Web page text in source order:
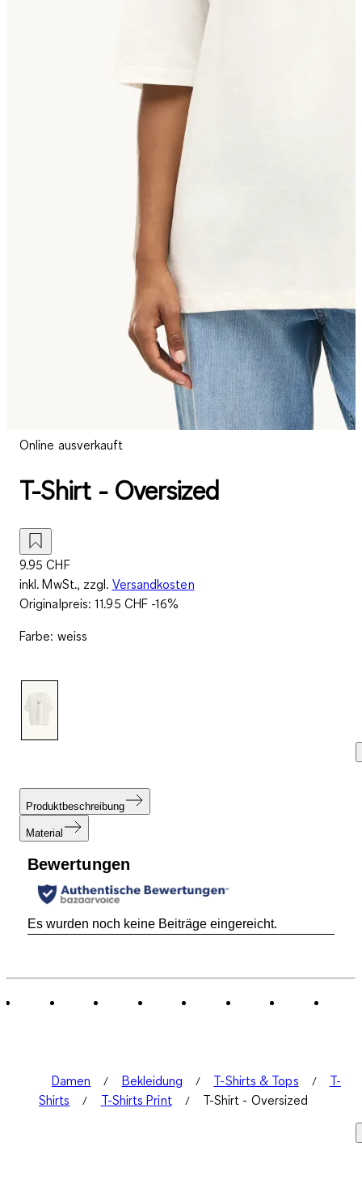
Online ausverkauft
T-Shirt - Oversized
9.95 CHF
inkl. MwSt., zzgl. Versandkosten
Originalpreis:11.95 CHF-16%
Farbe: weiss
Produktbeschreibung
Material
Bewertungen
Es wurden noch keine Beiträge eingereicht.
Damen Bekleidung T-Shirts & Tops
T-
Shirts
T-Shirts Print T-Shirt - Oversized